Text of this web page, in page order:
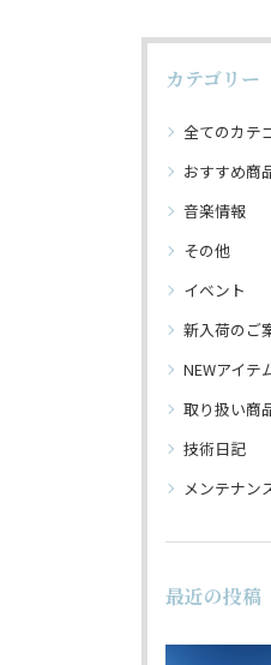
カテゴリー
全てのカテ
おすすめ商
音楽情報
その他
イベント
新入荷のご
NEWアイテ
取り扱い商
技術日記
メンテナン
最近の投稿